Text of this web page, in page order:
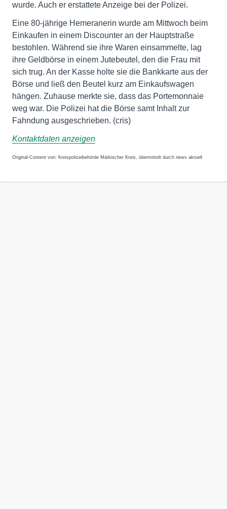
wurde. Auch er erstattete Anzeige bei der Polizei.
Eine 80-jährige Hemeranerin wurde am Mittwoch beim
Einkaufen in einem Discounter an der Hauptstraße
bestohlen. Während sie ihre Waren einsammelte, lag
ihre Geldbörse in einem Jutebeutel, den die Frau mit
sich trug. An der Kasse holte sie die Bankkarte aus der
Börse und ließ den Beutel kurz am Einkaufswagen
hängen. Zuhause merkte sie, dass das Portemonnaie
weg war. Die Polizei hat die Börse samt Inhalt zur
Fahndung ausgeschrieben. (cris)
Kontaktdaten anzeigen
Original-Content von: Kreispolizeibehörde Märkischer Kreis, übermittelt durch news aktuell